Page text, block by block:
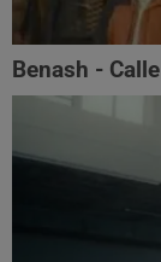
Benash - Calle